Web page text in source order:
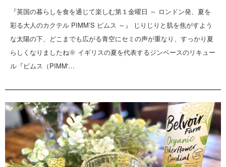
『英国の暮らしを食を通じて楽しむ第１金曜日 ～ ロンドン発、夏を
彩る大人のカクテル PIMM’S ピムス ～』 じりじりと肌を焦がすよう
な太陽の下、どこまでも広がる青空にセミの声が重なり、すっかり夏
らしくなりましたね🌞 イギリスの夏を代表するジンベースのリキュー
ル『ピムス（PIMM'…